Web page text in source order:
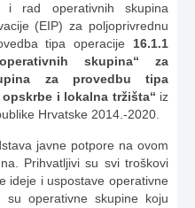
i rad operativnih skupina
(EIP) za poljoprivrednu
tipa operacije 16.1.1
skupina“ za
za provedbu tipa
i lokalna tržišta“ iz
Hrvatske 2014.-2020.
javne potpore na ovom
Prihvatljivi su svi troškovi
ideje i uspostave operativne
su operativne skupine koju